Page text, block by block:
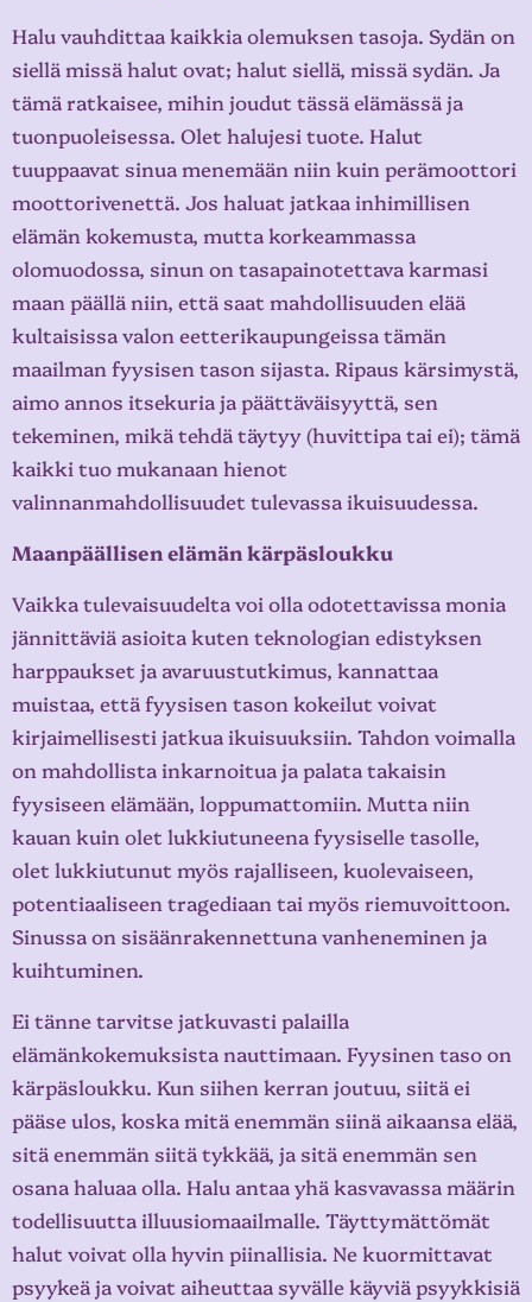
Halu vauhdittaa kaikkia olemuksen tasoja. Sydän on
siellä missä halut ovat; halut siellä, missä sydän. Ja
tämä ratkaisee, mihin joudut tässä elämässä ja
tuonpuoleisessa. Olet halujesi tuote. Halut
tuuppaavat sinua menemään niin kuin perämoottori
moottorivenettä. Jos haluat jatkaa inhimillisen
elämän kokemusta, mutta korkeammassa
olomuodossa, sinun on tasapainotettava karmasi
maan päällä niin, että saat mahdollisuuden elää
kultaisissa valon eetterikaupungeissa tämän
maailman fyysisen tason sijasta. Ripaus kärsimystä,
aimo annos itsekuria ja päättäväisyyttä, sen
tekeminen, mikä tehdä täytyy (huvittipa tai ei); tämä
kaikki tuo mukanaan hienot
valinnanmahdollisuudet tulevassa ikuisuudessa.
Maanpäällisen elämän kärpäsloukku
Vaikka tulevaisuudelta voi olla odotettavissa monia
jännittäviä asioita kuten teknologian edistyksen
harppaukset ja avaruustutkimus, kannattaa
muistaa, että fyysisen tason kokeilut voivat
kirjaimellisesti jatkua ikuisuuksiin. Tahdon voimalla
on mahdollista inkarnoitua ja palata takaisin
fyysiseen elämään, loppumattomiin. Mutta niin
kauan kuin olet lukkiutuneena fyysiselle tasolle,
olet lukkiutunut myös rajalliseen, kuolevaiseen,
potentiaaliseen tragediaan tai myös riemuvoittoon.
Sinussa on sisäänrakennettuna vanheneminen ja
kuihtuminen.
Ei tänne tarvitse jatkuvasti palailla
elämänkokemuksista nauttimaan. Fyysinen taso on
kärpäsloukku. Kun siihen kerran joutuu, siitä ei
pääse ulos, koska mitä enemmän siinä aikaansa elää,
sitä enemmän siitä tykkää, ja sitä enemmän sen
osana haluaa olla. Halu antaa yhä kasvavassa määrin
todellisuutta illuusiomaailmalle. Täyttymättömät
halut voivat olla hyvin piinallisia. Ne kuormittavat
psyykeä ja voivat aiheuttaa syvälle käyviä psyykkisiä